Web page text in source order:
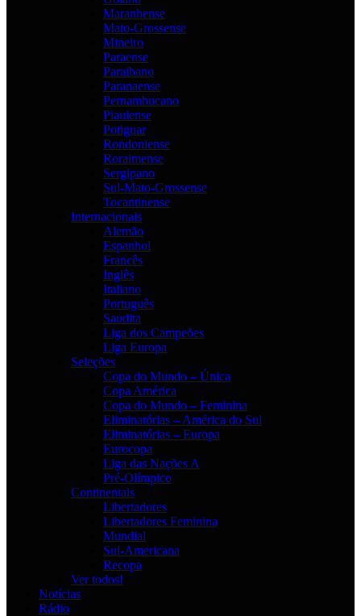
Maranhense
Mato-Grossense
Mineiro
Paraense
Paraibano
Paranaense
Pernambucano
Piauiense
Potiguar
Rondoniense
Roraimense
Sergipano
Sul-Mato-Grossense
Tocantinense
Internacionais
Alemão
Espanhol
Francês
Inglês
Italiano
Português
Saudita
Liga dos Campeões
Liga Europa
Seleções
Copa do Mundo – Única
Copa América
Copa do Mundo – Feminina
Eliminatórias – América do Sul
Eliminatórias – Europa
Eurocopa
Liga das Nações A
Pré-Olímpico
Continentais
Libertadores
Libertadores Feminina
Mundial
Sul-Americana
Recopa
Ver todos!
Notícias
Rádio